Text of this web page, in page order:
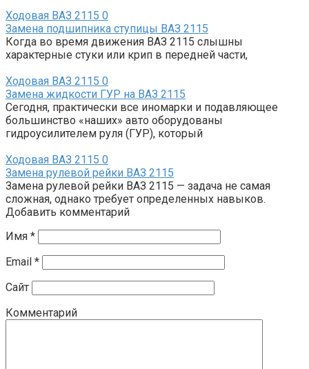
Ходовая ВАЗ 2115 0
Замена подшипника ступицы ВАЗ 2115
Когда во время движения ВАЗ 2115 слышны
характерные стуки или крип в передней части,
Ходовая ВАЗ 2115 0
Замена жидкости ГУР на ВАЗ 2115
Сегодня, практически все иномарки и подавляющее
большинство «наших» авто оборудованы
гидроусилителем руля (ГУР), который
Ходовая ВАЗ 2115 0
Замена рулевой рейки ВАЗ 2115
Замена рулевой рейки ВАЗ 2115 — задача не самая
сложная, однако требует определенных навыков.
Добавить комментарий
Имя *
Email *
Сайт
Комментарий